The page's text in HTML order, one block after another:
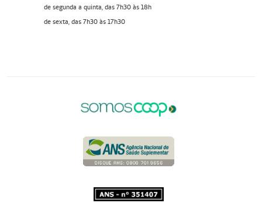
de segunda a quinta, das 7h30 às 18h
de sexta, das 7h30 às 17h30